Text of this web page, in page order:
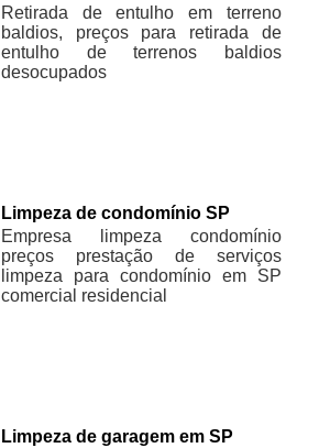
Retirada de entulho em terreno
baldios, preços para retirada de
entulho de terrenos baldios
desocupados
Limpeza de condomínio SP
Empresa limpeza condomínio
preços prestação de serviços
limpeza para condomínio em SP
comercial residencial
Limpeza de garagem em SP